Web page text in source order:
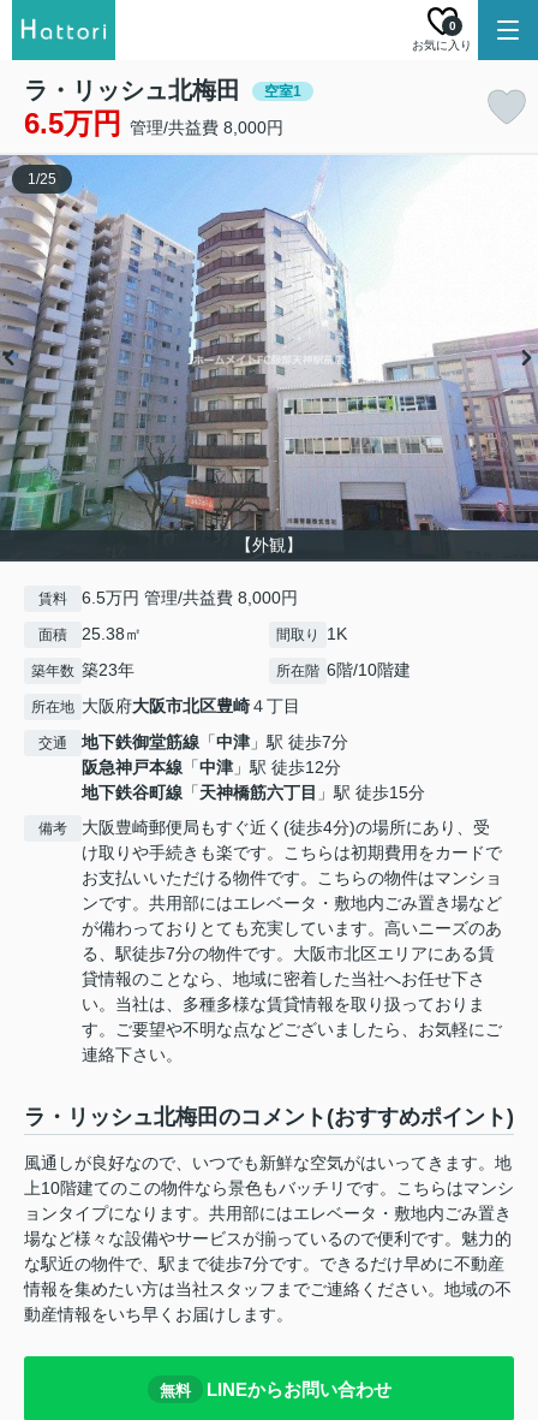
お気に入り
0
ラ・リッシュ北梅田 空室1
6.5万円 管理/共益費 8,000円
【外観】
1/25
賃料 6.5万円 管理/共益費 8,000円
面積 25.38㎡ 間取り 1K
築年数 築23年 所在階 6階/10階建
所在地 大阪府大阪市北区豊崎４丁目
交通 地下鉄御堂筋線 「中津 」駅 徒歩7分
阪急神戸本線 「中津 」駅 徒歩12分
地下鉄谷町線 「天神橋筋六丁目 」駅 徒歩15分
備考
大阪豊崎郵便局もすぐ近く(徒歩4分)の場所にあり、受
け取りや手続きも楽です。こちらは初期費用をカードで
お支払いいただける物件です。こちらの物件はマンショ
ンです。共用部にはエレベータ・敷地内ごみ置き場など
が備わっておりとても充実しています。高いニーズのあ
る、駅徒歩7分の物件です。大阪市北区エリアにある賃
貸情報のことなら、地域に密着した当社へお任せ下さ
い。当社は、多種多様な賃貸情報を取り扱っておりま
す。ご要望や不明な点などございましたら、お気軽にご
連絡下さい。
ラ・リッシュ北梅田のコメント(おすすめポイント)
風通しが良好なので、いつでも新鮮な空気がはいってきます。地
上10階建てのこの物件なら景色もバッチリです。こちらはマンシ
ョンタイプになります。共用部にはエレベータ・敷地内ごみ置き
場など様々な設備やサービスが揃っているので便利です。魅力的
な駅近の物件で、駅まで徒歩7分です。できるだけ早めに不動産
情報を集めたい方は当社スタッフまでご連絡ください。地域の不
動産情報をいち早くお届けします。
無料 LINEからお問い合わせ